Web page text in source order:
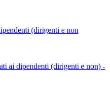
(dirigenti e non
ai dipendenti (dirigenti e non) -